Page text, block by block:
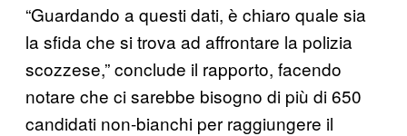
“Guardando a questi dati, è chiaro quale sia
la sfida che si trova ad affrontare la polizia
scozzese,” conclude il rapporto, facendo
notare che ci sarebbe bisogno di più di 650
candidati non-bianchi per raggiungere il